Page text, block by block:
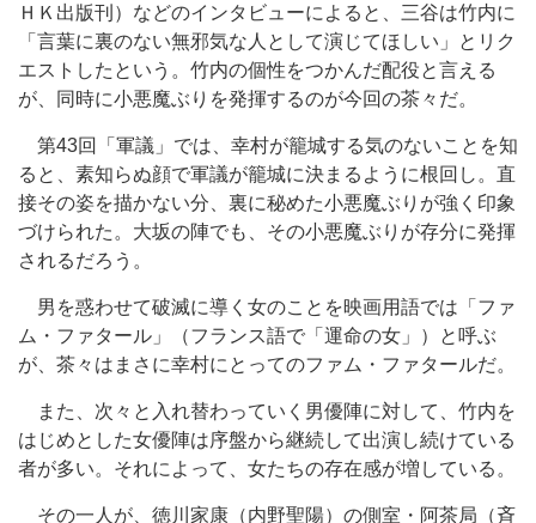
ＨＫ出版刊）などのインタビューによると、三谷は竹内に
「言葉に裏のない無邪気な人として演じてほしい」とリク
エストしたという。竹内の個性をつかんだ配役と言える
が、同時に小悪魔ぶりを発揮するのが今回の茶々だ。
第43回「軍議」では、幸村が籠城する気のないことを知
ると、素知らぬ顔で軍議が籠城に決まるように根回し。直
接その姿を描かない分、裏に秘めた小悪魔ぶりが強く印象
づけられた。大坂の陣でも、その小悪魔ぶりが存分に発揮
されるだろう。
男を惑わせて破滅に導く女のことを映画用語では「ファ
ム・ファタール」（フランス語で「運命の女」）と呼ぶ
が、茶々はまさに幸村にとってのファム・ファタールだ。
また、次々と入れ替わっていく男優陣に対して、竹内を
はじめとした女優陣は序盤から継続して出演し続けている
者が多い。それによって、女たちの存在感が増している。
その一人が、徳川家康（内野聖陽）の側室・阿茶局（斉